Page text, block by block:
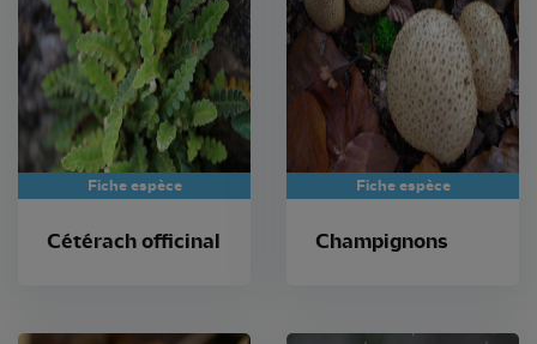
Fiche espèce
Cétérach officinal
Fiche espèce
Champignons